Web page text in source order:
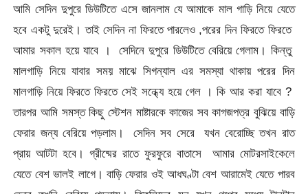
আমি সেদিন দুপুরে ডিউটিতে এসে জানলাম যে আমাকে মাল গাড়ি নিয়ে যেতে
হবে একটু দুরেই। তাই সেদিন না ফিরতে পারলেও ,পরের দিন ফিরতে ফিরতে
আমার সকাল হয়ে যাবে । সেদিনে দুপুরে ডিউটিতে বেরিয়ে গেলাম। কিন্তু
মালগাড়ি নিয়ে যাবার সময় মাঝে সিগন্যাল এর সমস্যা থাকায় পরের দিন
মালগাড়ি নিয়ে ফিরতে ফিরতে সেই সন্ধ্যে হয়ে গেল । কি আর করা যাবে ?
তারপর আমি সমস্ত কিছু স্টেশন মাষ্টারকে কাজের সব কাগজপত্র বুঝিয়ে বাড়ি
ফেরার জন্য বেরিয়ে পড়লাম। সেদিন সব সেরে যখন বেরোচ্ছি তখন রাত
প্রায় আটটা হবে। গ্রীষ্মের রাতে ফুরফুরে বাতাসে আমার মোটরসাইকেলে
যেতে বেশ ভালই লাগে। বাড়ি ফেরার ওই আধঘণ্টা বেশ আরামেই যেতে পারব